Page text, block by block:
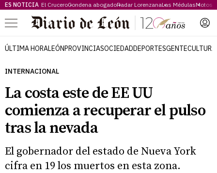
ES NOTICIA El CruceroCondena abogadoRadar LorenzanaLas MédulasMotos
Menú
ÚLTIMA HORALEÓNPROVINCIASOCIEDADDEPORTESGENTECULTURA
INTERNACIONAL
La costa este de EE UU
comienza a recuperar el pulso
tras la nevada
El gobernador del estado de Nueva York
cifra en 19 los muertos en esta zona.